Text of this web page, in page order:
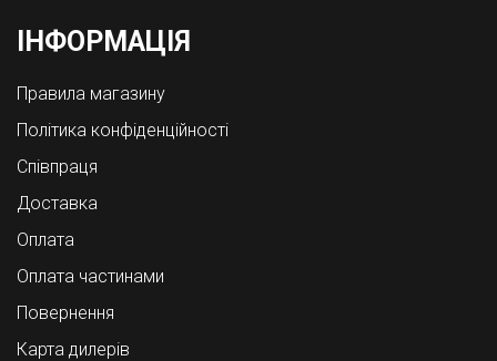
ІНФОРМАЦІЯ
Правила магазину
Політика конфіденційності
Співпраця
Доставка
Оплата
Оплата частинами
Повернення
Карта дилерів